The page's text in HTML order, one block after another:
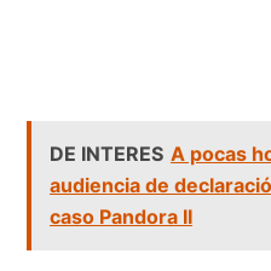
DE INTERES A pocas
audiencia de
caso Pandora II